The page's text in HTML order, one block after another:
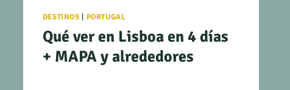
DESTINOS | PORTUGAL
Qué ver en Lisboa en 4 días
+ MAPA y alrededores